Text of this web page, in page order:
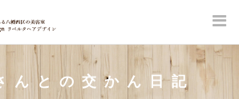
んとの交かん日記